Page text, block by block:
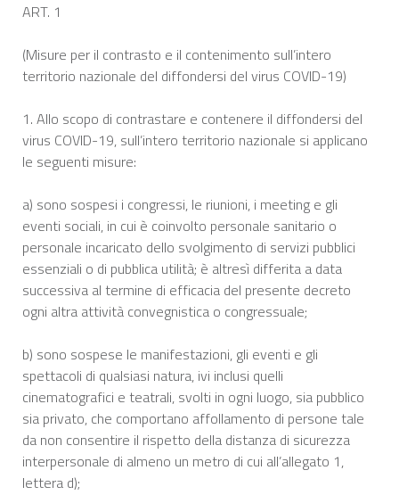
ART. 1
(Misure per il contrasto e il contenimento sull’intero
territorio nazionale del diffondersi del virus COVID-19)
1. Allo scopo di contrastare e contenere il diffondersi del
virus COVID-19, sull’intero territorio nazionale si applicano
le seguenti misure:
a) sono sospesi i congressi, le riunioni, i meeting e gli
eventi sociali, in cui è coinvolto personale sanitario o
personale incaricato dello svolgimento di servizi pubblici
essenziali o di pubblica utilità; è altresì differita a data
successiva al termine di efficacia del presente decreto
ogni altra attività convegnistica o congressuale;
b) sono sospese le manifestazioni, gli eventi e gli
spettacoli di qualsiasi natura, ivi inclusi quelli
cinematografici e teatrali, svolti in ogni luogo, sia pubblico
sia privato, che comportano affollamento di persone tale
da non consentire il rispetto della distanza di sicurezza
interpersonale di almeno un metro di cui all’allegato 1,
lettera d);